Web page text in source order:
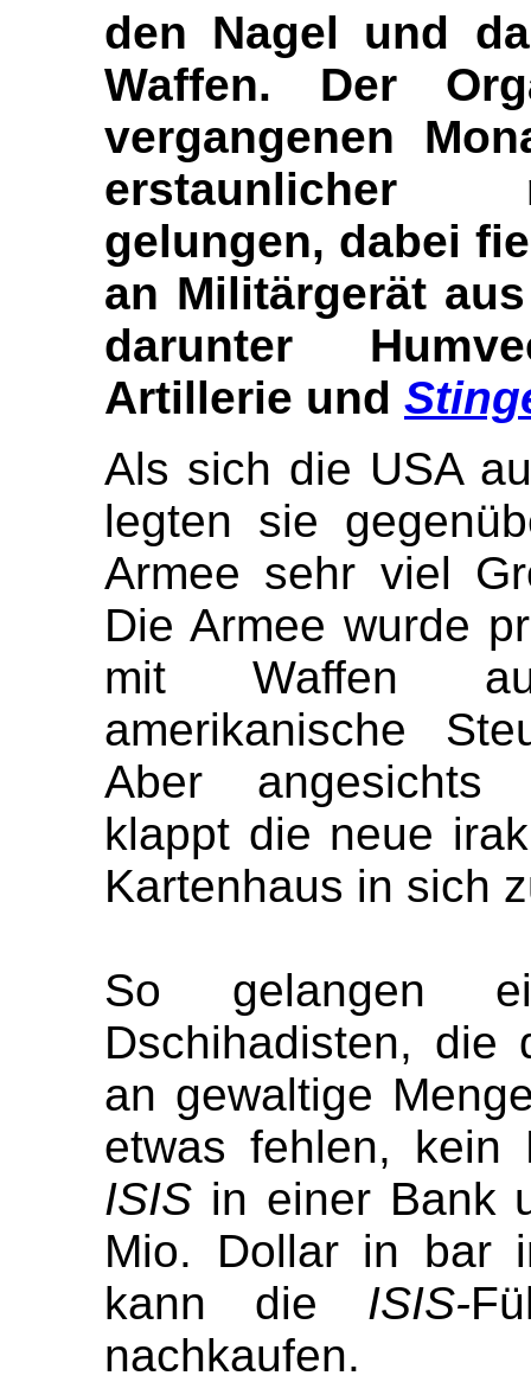
den Nagel und
Waffen. Der
vergangenen
erstaunlicher
gelungen, dabei
an Militärgerät
darunter
Artillerie und
Als sich die USA
legten sie
Armee sehr viel
Die Armee wurde
mit Waffen
amerikanische
Aber
klappt die neue
Kartenhaus in sich
So gelangen
Dschihadisten,
an gewaltige
etwas fehlen, kein
ISIS in einer Bank
Mio. Dollar in bar
kann die ISIS-
nachkaufen.